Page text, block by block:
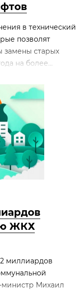
в технический
позволят
замены старых
на более...
ЖКХ
миллиардов
Михаил